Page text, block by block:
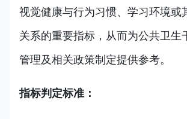
视觉健康与行为习惯、学习环境或
关系的重要指标，从而为公共卫生
管理及相关政策制定提供参考。
指标判定标准：